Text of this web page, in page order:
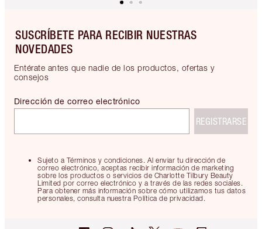
SUSCRÍBETE PARA RECIBIR NUESTRAS
NOVEDADES
Entérate antes que nadie de los productos, ofertas y
consejos
Sujeto a Términos y condiciones. Al enviar tu dirección de
correo electrónico, aceptas recibir información de marketing
sobre los productos o servicios de Charlotte Tilbury Beauty
Limited por correo electrónico y a través de las redes sociales.
Para obtener más información sobre cómo utilizamos tus datos
personales, consulta nuestra Política de privacidad.
Dirección de correo electrónico
REGISTRARSE